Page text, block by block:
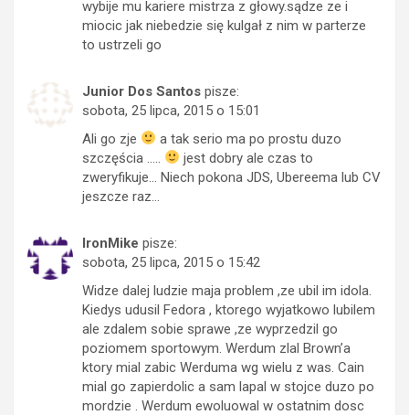
wybije mu kariere mistrza z głowy.sądze ze i
miocic jak niebedzie się kulgał z nim w parterze
to ustrzeli go
Junior Dos Santos pisze:
sobota, 25 lipca, 2015 o 15:01
Ali go zje
a tak serio ma po prostu duzo
szczęścia …..
jest dobry ale czas to
zweryfikuje… Niech pokona JDS, Ubereema lub CV
jeszcze raz…
IronMike pisze:
sobota, 25 lipca, 2015 o 15:42
Widze dalej ludzie maja problem ,ze ubil im idola.
Kiedys udusil Fedora , ktorego wyjatkowo lubilem
ale zdalem sobie sprawe ,ze wyprzedzil go
poziomem sportowym. Werdum zlal Brown’a
ktory mial zabic Werduma wg wielu z was. Cain
mial go zapierdolic a sam lapal w stojce duzo po
mordzie . Werdum ewoluowal w ostatnim dosc